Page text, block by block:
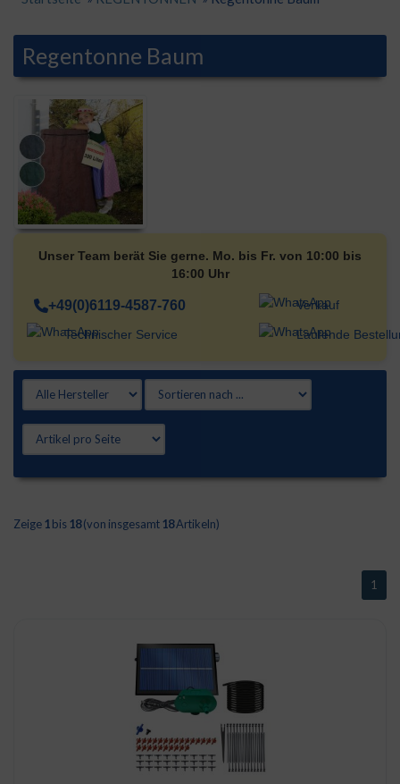
Regentonne Baum
Unser Team berät Sie gerne. Mo. bis Fr. von 10:00 bis
16:00 Uhr
+49(0)6119-4587-760 Verkauf
Technischer Service Laufende
Zeige1 bis18(von insgesamt18Artikeln)
1